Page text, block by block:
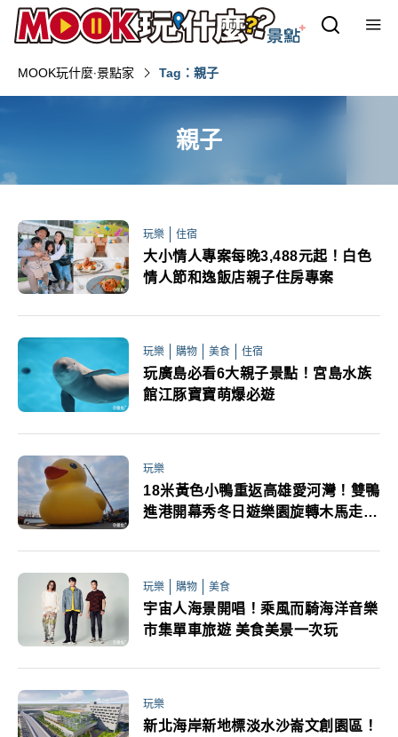
MOOK玩什麼‧景點家 Tag：親子
親子
玩樂 住宿
大小情人專案每晚3,488元起！白色
情人節和逸飯店親子住房專案
玩樂 購物 美食 住宿
玩廣島必看6大親子景點！宮島水族
館江豚寶寶萌爆必遊
玩樂
18米黃色小鴨重返高雄愛河灣！雙鴨
進港開幕秀冬日遊樂園旋轉木馬走春
玩樂 購物 美食
宇宙人海景開唱！乘風而騎海洋音樂
市集單車旅遊 美食美景一次玩
玩樂
新北海岸新地標淡水沙崙文創園區！